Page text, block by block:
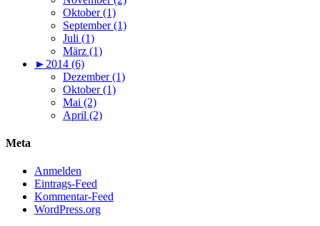
Oktober (1)
September (1)
Juli (1)
März (1)
► 2014 (6)
Dezember (1)
Oktober (1)
Mai (2)
April (2)
Meta
Anmelden
Eintrags-Feed
Kommentar-Feed
WordPress.org